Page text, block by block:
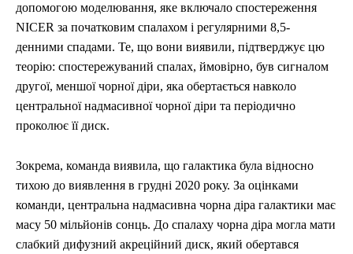
допомогою моделювання, яке включало спостереження
NICER за початковим спалахом і регулярними 8,5-
денними спадами. Те, що вони виявили, підтверджує цю
теорію: спостережуваний спалах, ймовірно, був сигналом
другої, меншої чорної діри, яка обертається навколо
центральної надмасивної чорної діри та періодично
проколює її диск.
Зокрема, команда виявила, що галактика була відносно
тихою до виявлення в грудні 2020 року. За оцінками
команди, центральна надмасивна чорна діра галактики має
масу 50 мільйонів сонць. До спалаху чорна діра могла мати
слабкий дифузний акреційний диск, який обертався